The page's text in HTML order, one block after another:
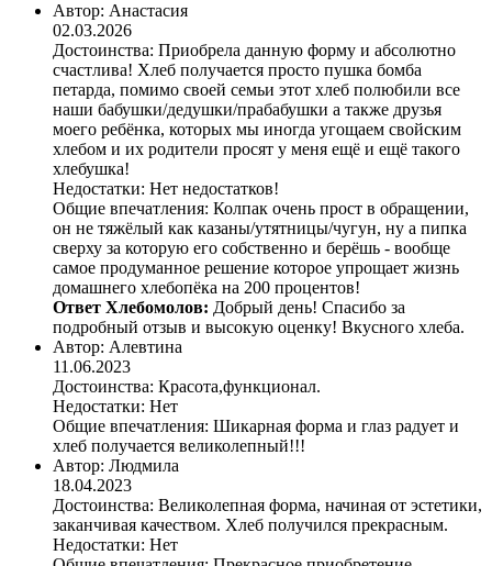
Автор: Анастасия
02.03.2026
Достоинства: Приобрела данную форму и абсолютно
счастлива! Хлеб получается просто пушка бомба
петарда, помимо своей семьи этот хлеб полюбили все
наши бабушки/дедушки/прабабушки а также друзья
моего ребёнка, которых мы иногда угощаем свойским
хлебом и их родители просят у меня ещё и ещё такого
хлебушка!
Недостатки: Нет недостатков!
Общие впечатления: Колпак очень прост в обращении,
он не тяжёлый как казаны/утятницы/чугун, ну а пипка
сверху за которую его собственно и берёшь - вообще
самое продуманное решение которое упрощает жизнь
домашнего хлебопёка на 200 процентов!
Ответ Хлебомолов: Добрый день! Спасибо за
подробный отзыв и высокую оценку! Вкусного хлеба.
Автор: Алевтина
11.06.2023
Достоинства: Красота,функционал.
Недостатки: Нет
Общие впечатления: Шикарная форма и глаз радует и
хлеб получается великолепный!!!
Автор: Людмила
18.04.2023
Достоинства: Великолепная форма, начиная от эстетики,
заканчивая качеством. Хлеб получился прекрасным.
Недостатки: Нет